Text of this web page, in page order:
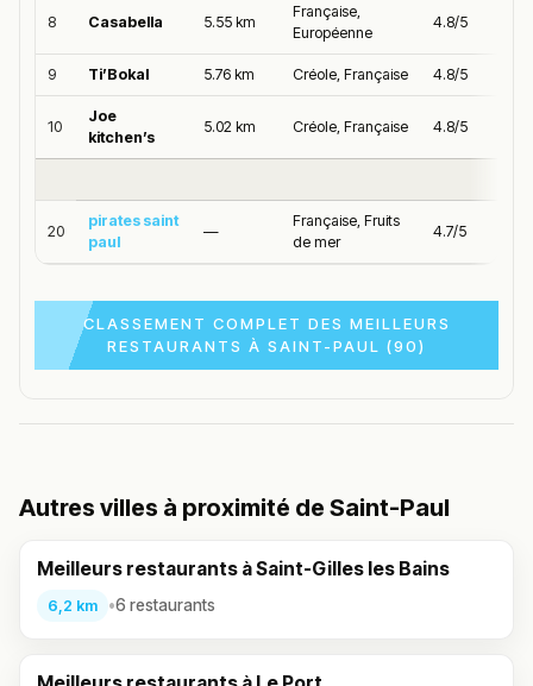
8 Casabella 5.55 km
Française,
Européenne
4.8/5
9 Ti’Bokal 5.76 km Créole, Française 4.8/5
10
Joe
kitchen’s
5.02 km Créole, Française 4.8/5
20
pirates saint
paul
—
Française, Fruits
de mer
4.7/5
CLASSEMENT COMPLET DES MEILLEURS
RESTAURANTS À SAINT-PAUL (90)
Autres villes à proximité de Saint-Paul
Meilleurs restaurants à Saint-Gilles les Bains
6,2 km •6 restaurants